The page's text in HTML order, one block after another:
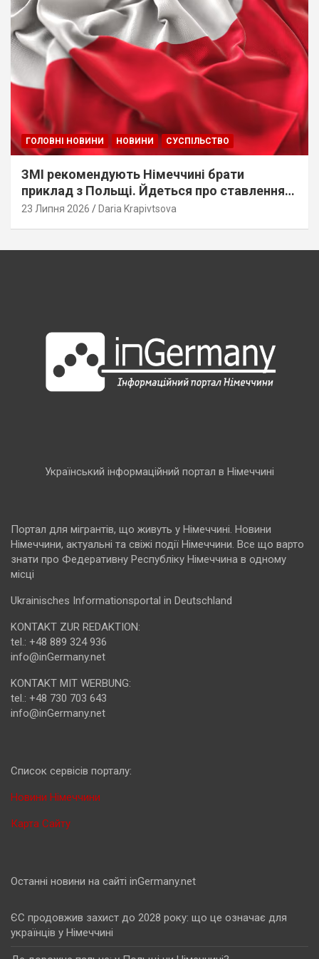
ГОЛОВНІ НОВИНИ НОВИНИ СУСПІЛЬСТВО
ЗМІ рекомендують Німеччині брати
приклад з Польщі. Йдеться про ставлення
до українців
23 Липня 2026 Daria Krapivtsova
Український інформаційний портал в Німеччині
Портал для мігрантів, що живуть у Німеччині. Новини
Німеччини, актуальні та свіжі події Німеччини. Все що варто
знати про Федеративну Республіку Німеччина в одному
місці
Ukrainisches Informationsportal in Deutschland
KONTAKT ZUR REDAKTION:
tel.: +48 889 324 936
info@inGermany.net
KONTAKT MIT WERBUNG:
tel.: +48 730 703 643
info@inGermany.net
Cписок сервісів порталу:
Новини Німеччини
Карта Сайту
Останні новини на сайті inGermany.net
ЄС продовжив захист до 2028 року: що це означає для
українців у Німеччині